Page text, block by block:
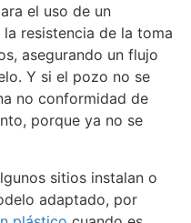
el uso de un
resistencia de la toma
asegurando un flujo
Y si el pozo no se
no conformidad de
porque ya no se
sitios instalan o
adaptado, por